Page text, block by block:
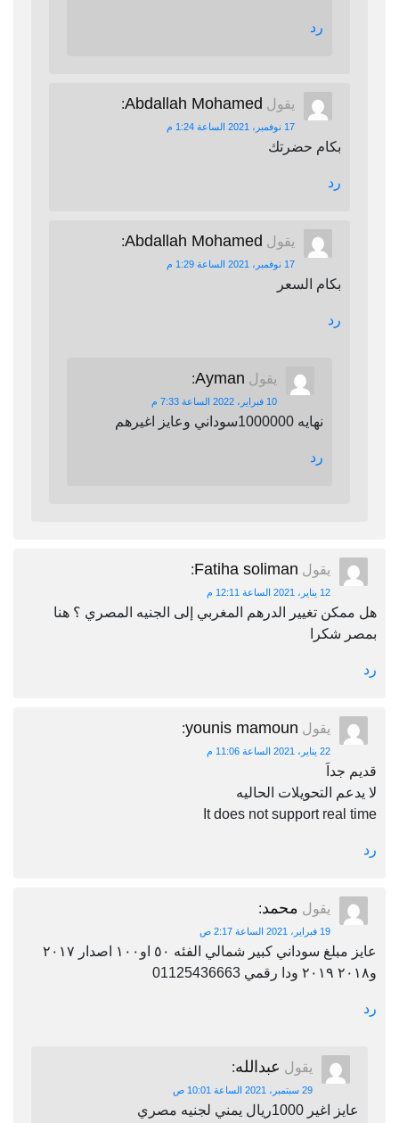
رد
يقول Abdallah Mohamed
:
17 نوفمبر، 2021 الساعة 1:24 م
بكام حضرتك
رد
يقول Abdallah Mohamed
:
17 نوفمبر، 2021 الساعة 1:29 م
بكام السعر
رد
يقول Ayman
:
10 فبراير، 2022 الساعة 7:33 م
نهايه 1000000سوداني وعايز اغيرهم
رد
يقول Fatiha soliman
:
12 يناير، 2021 الساعة 12:11 م
هل ممكن تغيير الدرهم المغربي إلى الجنيه المصري ؟ هنا
بمصر شكرا
رد
يقول younis mamoun
:
22 يناير، 2021 الساعة 11:06 م
قديم جداَ
لا يدعم التحويلات الحاليه
It does not support real time
رد
يقول محمد:
19 فبراير، 2021 الساعة 2:17 ص
عايز مبلغ سوداني كبير شمالي الفئه ٥٠ او١٠٠ اصدار ٢٠١٧
و٢٠١٨ ٢٠١٩ ودا رقمي 01125436663
رد
يقول عبدالله:
29 سبتمبر، 2021 الساعة 10:01 ص
عايز اغير 1000ريال يمني لجنيه مصري